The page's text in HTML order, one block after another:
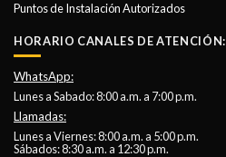
Puntos de Instalación Autorizados
HORARIO CANALES DE ATENCIÓN:
WhatsApp:
Lunes a Sabado: 8:00 a.m. a 7:00 p.m.
Llamadas:
Lunes a Viernes: 8:00 a.m. a 5:00 p.m.
Sábados: 8:30 a.m. a 12:30 p.m.